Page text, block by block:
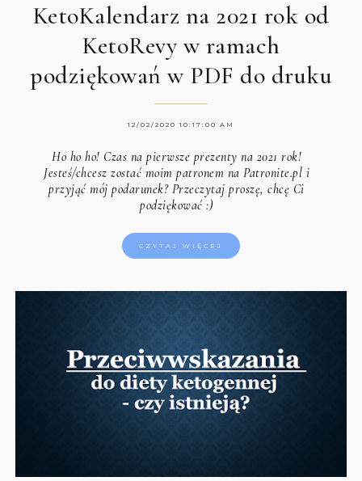
KetoKalendarz na 2021 rok od
KetoRevy w ramach
podziękowań w PDF do druku
12/02/2020 10:17:00 AM
Ho ho ho! Czas na pierwsze prezenty na 2021 rok!
Jesteś/chcesz zostać moim patronem na Patronite.pl i
przyjąć mój podarunek? Przeczytaj proszę, chcę Ci
podziękować :)
CZYTAJ WIĘCEJ